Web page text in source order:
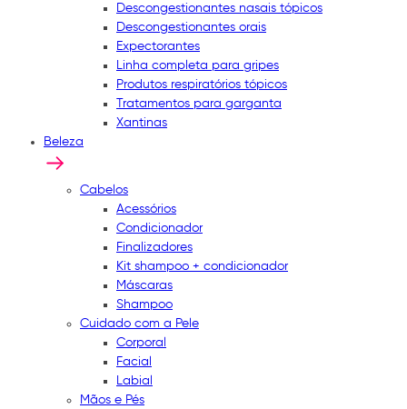
Descongestionantes nasais tópicos
Descongestionantes orais
Expectorantes
Linha completa para gripes
Produtos respiratórios tópicos
Tratamentos para garganta
Xantinas
Beleza
Cabelos
Acessórios
Condicionador
Finalizadores
Kit shampoo + condicionador
Máscaras
Shampoo
Cuidado com a Pele
Corporal
Facial
Labial
Mãos e Pés